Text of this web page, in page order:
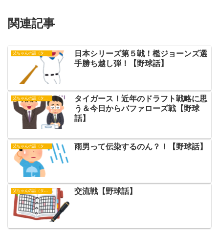
関連記事
父ちゃんの話（タイガース）
日本シリーズ第５戦！檻ジョーンズ選
手勝ち越し弾！【野球話】
父ちゃんの話（タイガース）
タイガース！近年のドラフト戦略に思
う＆今日からバファローズ戦【野球
話】
雨男って伝染するのん？！【野球話】
父ちゃんの話（タイガース） 交流戦【野球話】